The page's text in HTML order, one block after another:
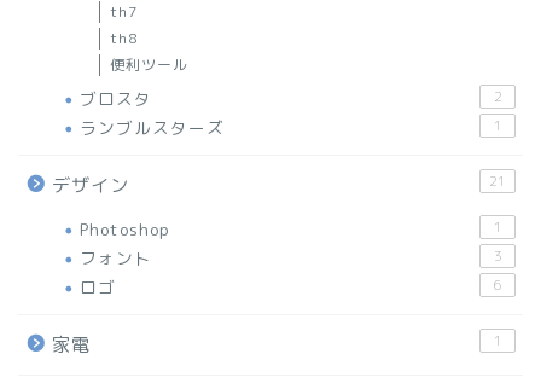
th7
th8
便利ツール
ブロスタ 2
ランブルスターズ 1
デザイン 21
Photoshop 1
フォント 3
ロゴ 6
家電 1